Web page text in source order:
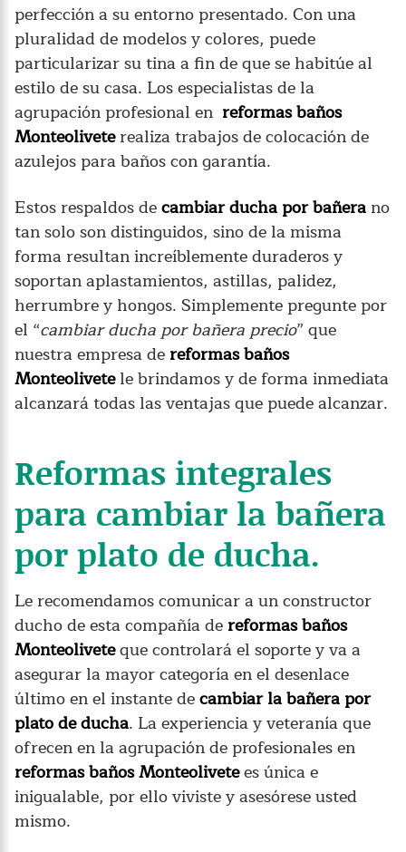
perfección a su entorno presentado. Con una
pluralidad de modelos y colores, puede
particularizar su tina a fin de que se habitúe al
estilo de su casa. Los especialistas de la
agrupación profesional en reformas baños
Monteoliveterealiza trabajos de colocación de
azulejos para baños con garantía.
Estos respaldos decambiar ducha por bañera no
tan solo son distinguidos, sino de la misma
forma resultan increíblemente duraderos y
soportan aplastamientos, astillas, palidez,
herrumbre y hongos. Simplemente pregunte por
el “cambiar ducha por bañera precio” que
nuestra empresa dereformas baños
Monteolivetele brindamos y de forma inmediata
alcanzará todas las ventajas que puede alcanzar.
Reformas integrales
para cambiar la bañera
por plato de ducha.
Le recomendamos comunicar a un constructor
ducho de esta compañía dereformas baños
Monteoliveteque controlará el soporte y va a
asegurar la mayor categoría en el desenlace
último en el instante decambiar la bañera por
plato de ducha. La experiencia y veteranía que
ofrecen en la agrupación de profesionales en
reformas baños Monteolivetees única e
inigualable, por ello viviste y asesórese usted
mismo.